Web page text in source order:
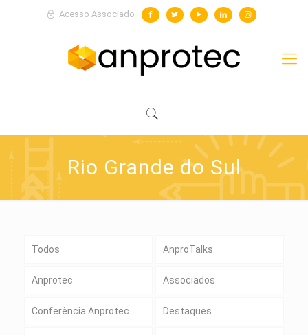
Acesso Associado
Rio Grande do Sul
Todos AnproTalks
Anprotec Associados
Conferência Anprotec Destaques